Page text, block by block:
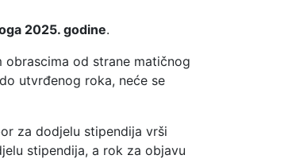
2025. godine.
obrascima od strane matičnog
utvrđenog roka, neće se
za dodjelu stipendija vrši
stipendija, a rok za objavu